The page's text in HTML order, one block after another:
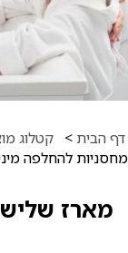
דף הבית > קטלוג
מחסניות להחלפה
מארז